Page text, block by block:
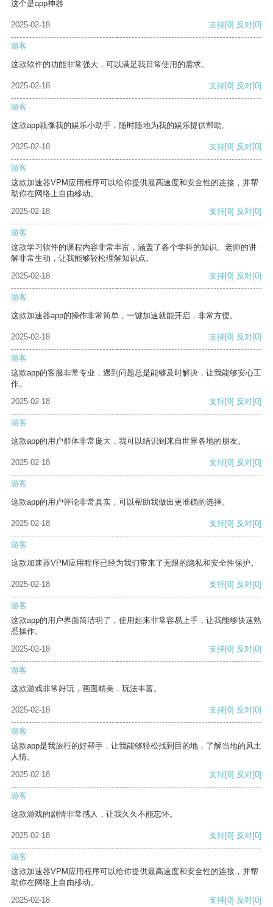
这个是app神器
2025-02-18 支持[0] 反对[0]
游客
这款软件的功能非常强大，可以满足我日常使用的需求。
2025-02-18 支持[0] 反对[0]
游客
这款app就像我的娱乐小助手，随时随地为我的娱乐提供帮助。
2025-02-18 支持[0] 反对[0]
游客
这款加速器VPM应用程序可以给你提供最高速度和安全性的连接，并帮
助你在网络上自由移动。
2025-02-18
支持[0] 反对[0]
游客
这款学习软件的课程内容非常丰富，涵盖了各个学科的知识。老师的讲
解非常生动，让我能够轻松理解知识点。
2025-02-18
支持[0] 反对[0]
游客
这款加速器app的操作非常简单，一键加速就能开启，非常方便。
2025-02-18 支持[0] 反对[0]
游客
这款app的客服非常专业，遇到问题总是能够及时解决，让我能够安心工
作。
2025-02-18
支持[0] 反对[0]
游客
这款app的用户群体非常庞大，我可以结识到来自世界各地的朋友。
2025-02-18 支持[0] 反对[0]
游客
这款app的用户评论非常真实，可以帮助我做出更准确的选择。
2025-02-18 支持[0] 反对[0]
游客
这款加速器VPM应用程序已经为我们带来了无限的隐私和安全性保护。
2025-02-18 支持[0] 反对[0]
游客
这款app的用户界面简洁明了，使用起来非常容易上手，让我能够快速熟
悉操作。
2025-02-18
支持[0] 反对[0]
游客
这款游戏非常好玩，画面精美，玩法丰富。
2025-02-18 支持[0] 反对[0]
游客
这款app是我旅行的好帮手，让我能够轻松找到目的地，了解当地的风土
人情。
2025-02-18
支持[0] 反对[0]
游客
这款游戏的剧情非常感人，让我久久不能忘怀。
2025-02-18 支持[0] 反对[0]
游客
这款加速器VPM应用程序可以给你提供最高速度和安全性的连接，并帮
助你在网络上自由移动。
2025-02-18
支持[0] 反对[0]